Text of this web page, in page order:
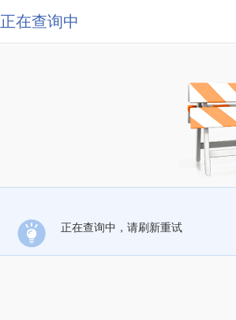
正在查询中
正在查询中，请刷新重试